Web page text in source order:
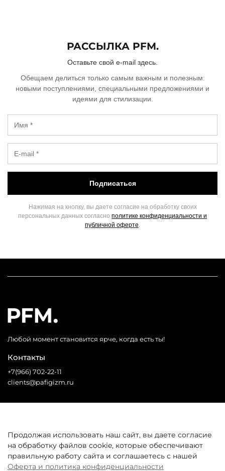
РАССЫЛКА PFM.
Оставьте свой e-mail здесь.
Обещаем делиться только самым важным и полезным:
новыми поступлениями, специальными предложениями и
идеями для стилизации.
Подписаться
Нажимая на кнопку, вы даете согласие на обработку своих
персональных данных согласно политике конфиденциальности и
публичной оферте
Любой момент становится ярче, когда есть ты!
Контакты
+7(966) 702-22-11
clients@pafigizm.ru
* Запрещенная сеть
Продолжая использовать наш сайт, вы даете согласие
на обработку файлов cookie, которые обеспечивают
правильную работу сайта и соглашаетесь с нашей
Оферта и политика конфиденциальности